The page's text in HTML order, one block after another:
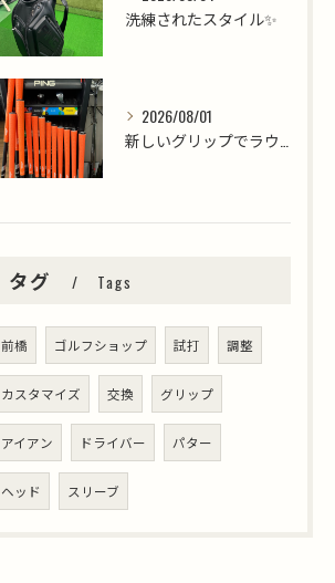
洗練されたスタイル✨
2026/08/01
タグ Tags
前橋 ゴルフショップ 試打 調整
カスタマイズ 交換 グリップ
アイアン ドライバー パター
ヘッド スリーブ